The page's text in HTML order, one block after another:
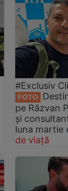
#Exclusiv
FOTO
pe Răzvan
și
luna martie
de viață